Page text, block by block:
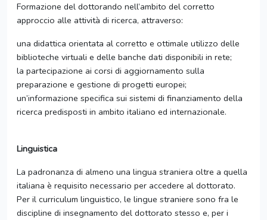
Formazione del dottorando nell’ambito del corretto
approccio alle attività di ricerca, attraverso:
una didattica orientata al corretto e ottimale utilizzo delle
biblioteche virtuali e delle banche dati disponibili in rete;
la partecipazione ai corsi di aggiornamento sulla
preparazione e gestione di progetti europei;
un’informazione specifica sui sistemi di finanziamento della
ricerca predisposti in ambito italiano ed internazionale.
Linguistica
La padronanza di almeno una lingua straniera oltre a quella
italiana è requisito necessario per accedere al dottorato.
Per il curriculum linguistico, le lingue straniere sono fra le
discipline di insegnamento del dottorato stesso e, per i